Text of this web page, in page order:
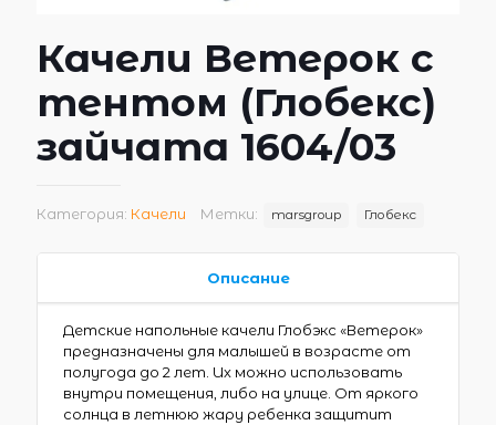
Качели Ветерок с
тентом (Глобекс)
зайчата 1604/03
Категория: Качели Метки: marsgroup Глобекс
Описание
Детские напольные качели Глобэкс «Ветерок»
предназначены для малышей в возрасте от
полугода до 2 лет. Их можно использовать
внутри помещения, либо на улице. От яркого
солнца в летнюю жару ребенка защитит